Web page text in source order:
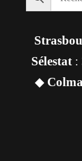
Sélestat :
◆